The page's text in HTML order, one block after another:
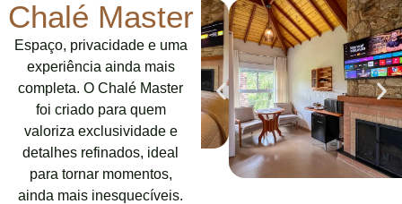
Chalé Master
Espaço, privacidade e uma
experiência ainda mais
completa. O Chalé Master
foi criado para quem
valoriza exclusividade e
detalhes refinados, ideal
para tornar momentos,
ainda mais inesquecíveis.